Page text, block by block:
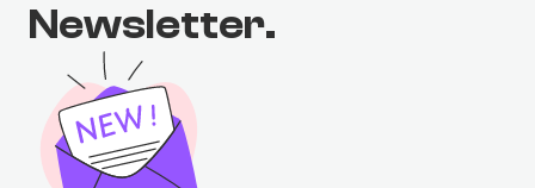
Newsletter.